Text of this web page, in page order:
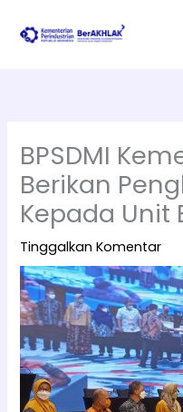
BPSDMI
Berikan
Kepada Unit
Tinggalkan Komentar